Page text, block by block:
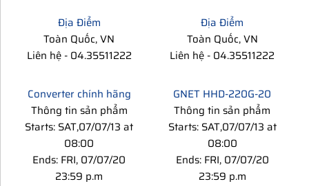
Địa Điểm
Toàn Quốc,VN
Liên hệ- 04.35511222
Địa Điểm
Toàn Quốc,VN
Liên hệ - 04.35511222
Converter chính hãng
Thông tin sản phẩm
Starts: SAT,07/07/13 at
08:00
Ends: FRI, 07/07/20
23:59 p.m
GNET HHD-220G-20
Thông tin sản phẩm
Starts: SAT,07/07/13 at
08:00
Ends: FRI, 07/07/20
23:59 p.m